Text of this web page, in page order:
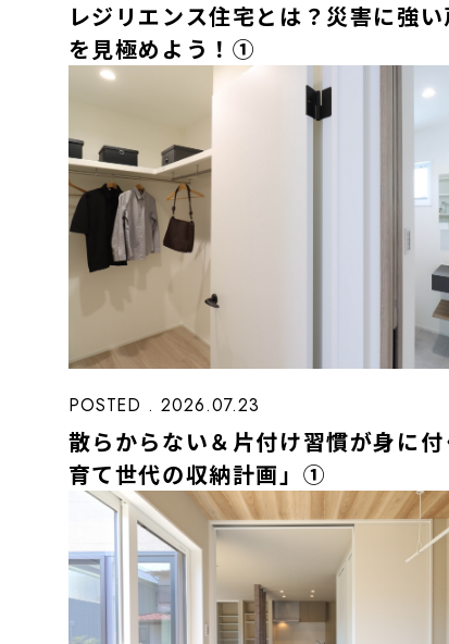
レジリエンス住宅とは？災害に強い
を見極めよう！①
POSTED . 2026.07.23
散らからない＆片付け習慣が身に付
育て世代の収納計画」①